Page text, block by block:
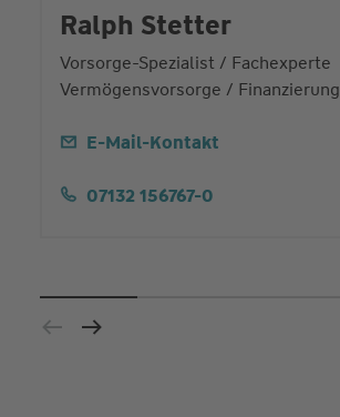
Ralph Stetter
Vorsorge-Spezialist / Fachexperte
Vermögensvorsorge / Finanzierung
E-Mail-Kontakt
07132 156767-0